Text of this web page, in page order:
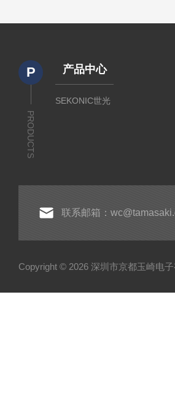
P
PRODUCTS
产品中心
SEKONIC世光
联系邮箱：
Copyright © 2026 深圳市京都玉崎电